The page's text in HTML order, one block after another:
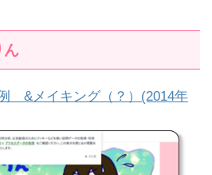
ん
&メイキング（？）(2014年